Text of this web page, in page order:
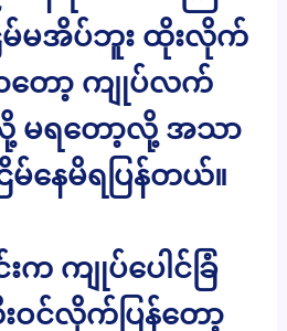
မ်မအိပ်ဘူး ထိုးလိုက်
တော့ ကျုပ်လက်
မရတော့လို့ အသာ
မ်နေမိရပြန်တယ်။
းက ကျုပ်ပေါင်ခြံ
ဝင်လိုက်ပြန်တော့